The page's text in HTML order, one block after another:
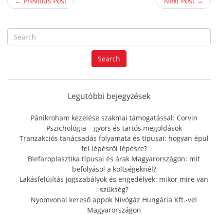
e
a
r
f
r
:
Search
Legutóbbi bejegyzések
Pánikroham kezelése szakmai támogatással: Corvin
Pszichológia – gyors és tartós megoldások
Tranzakciós tanácsadás folyamata és típusai: hogyan épül
fel lépésről lépésre?
Blefaroplasztika típusai és árak Magyarországon: mit
befolyásol a költségeknél?
Lakásfelújítás jogszabályok és engedélyek: mikor mire van
szükség?
Nyomvonal kereső appok Nívógáz Hungária Kft.-vel
Magyarországon